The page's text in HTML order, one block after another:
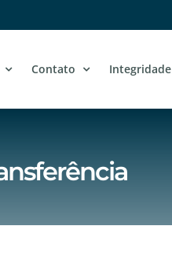
Contato Integridade